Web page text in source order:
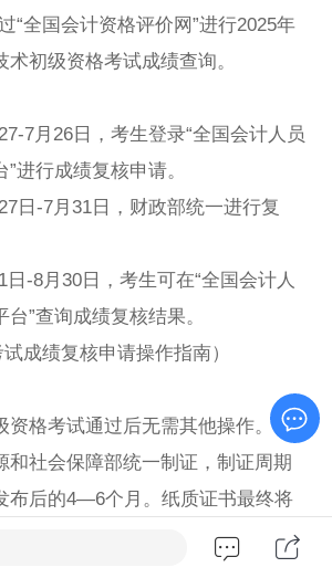
“全国会计资格评价网”进行2025年
术初级资格考试成绩查询。
7月26日，考生登录“全国会计人员
进行成绩复核申请。
日-7月31日，财政部统一进行复
-8月30日，考生可在“全国会计人
”查询成绩复核结果。
成绩复核申请操作指南）
资格考试通过后无需其他操作。资
和社会保障部统一制证，制证周期
布后的4—6个月。纸质证书最终将
选择的县级财政部门。考生可现场